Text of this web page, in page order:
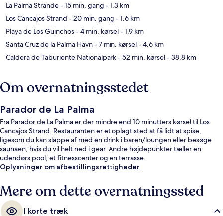
La Palma Strande- 15 min. gang - 1.3 km
Los Cancajos Strand - 20 min. gang - 1.6 km
Playa de Los Guinchos- 4 min. kørsel- 1.9 km
Santa Cruz de la Palma Havn- 7 min. kørsel- 4.6 km
Caldera de Taburiente Nationalpark- 52 min. kørsel- 38.8 km
Om overnatningsstedet
Parador de La Palma
Fra Parador de La Palma er der mindre end 10 minutters kørsel til Los
Cancajos Strand. Restauranten er et oplagt sted at få lidt at spise,
ligesom du kan slappe af med en drink i baren/loungen eller besøge
saunaen, hvis du vil helt ned i gear. Andre højdepunkter tæller en
udendørs pool, et fitnesscenter og en terrasse.
Oplysninger om afbestillingsrettigheder
Mere om dette overnatningssted
I korte træk